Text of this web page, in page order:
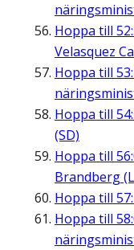
Hoppa till
Velasquez
Hoppa till
Hoppa till
(SD)
Hoppa till
Brandberg
Hoppa till
Hoppa till